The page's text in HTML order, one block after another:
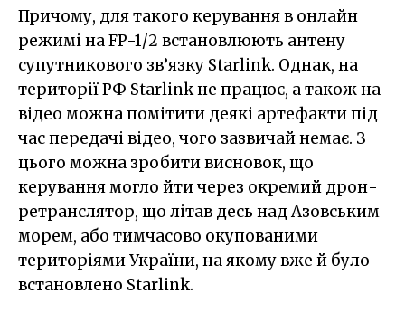
Причому, для такого керування в онлайн
режимі на FP-1/2 встановлюють антену
супутникового зв’язку Starlink. Однак, на
території РФ Starlink не працює, а також на
відео можна помітити деякі артефакти під
час передачі відео, чого зазвичай немає. З
цього можна зробити висновок, що
керування могло йти через окремий дрон-
ретранслятор, що літав десь над Азовським
морем, або тимчасово окупованими
територіями України, на якому вже й було
встановлено Starlink.